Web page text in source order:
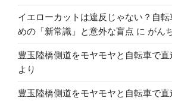
イエローカットは違反じゃない？自
めの「新常識」と意外な盲点 に がん
豊玉陸橋側道をモヤモヤと自転車で直
より
豊玉陸橋側道をモヤモヤと自転車で直